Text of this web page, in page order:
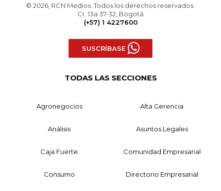
© 2026, RCN Medios. Todos los derechos reservados.
Cr. 13a 37-32, Bogotá
(+57) 1 4227600
SUSCRÍBASE
TODAS LAS SECCIONES
Agronegocios Alta Gerencia
Análisis Asuntos Legales
Caja Fuerte Comunidad Empresarial
Consumo Directorio Empresarial